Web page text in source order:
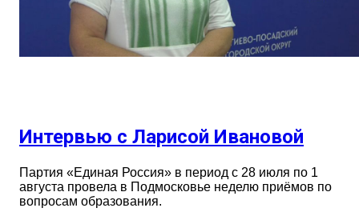
Интервью с Ларисой Ивановой
Партия «Единая Россия» в период с 28 июля по 1
августа провела в Подмосковье неделю приёмов по
вопросам образования.